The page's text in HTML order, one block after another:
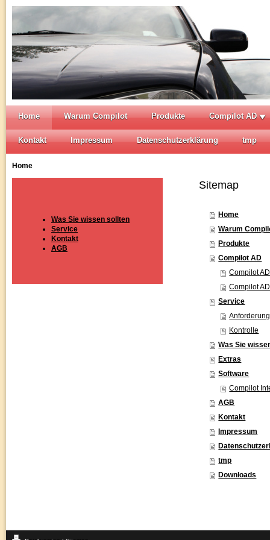
Home Warum Compilot Produkte Compilot AD
Kontakt Impressum Datenschutzerklärung tmp
Home
Sitemap
Home
Warum
Produkte
Compilot AD
Compilot
Compilot
Service
Kontrolle
Was Sie
Extras
Software
Compilot
AGB
Kontakt
Impressum
tmp
Downloads
Was Sie wissen sollten
Service
Kontakt
AGB